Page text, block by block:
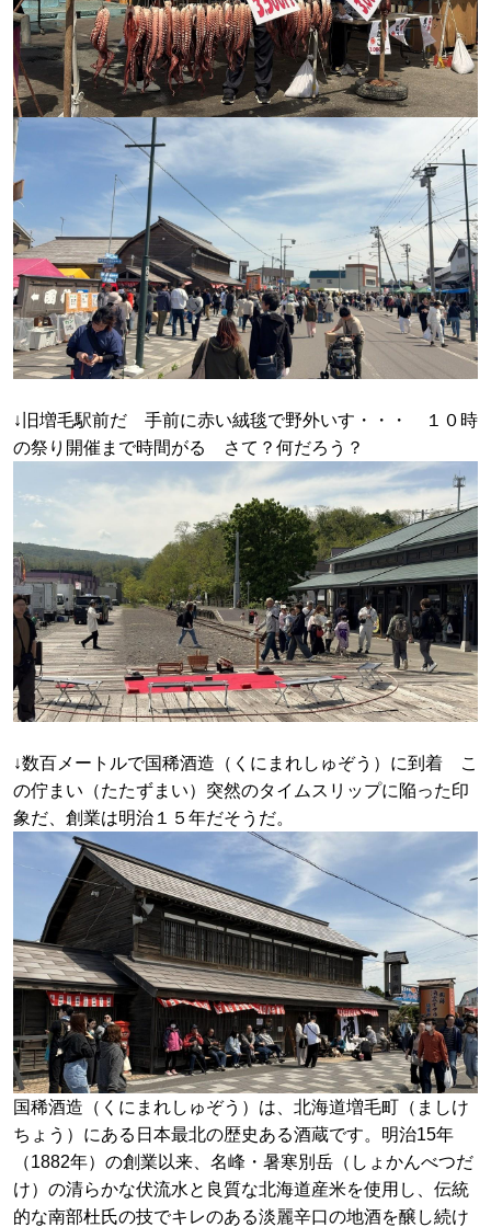
↓旧増毛駅前だ 手前に赤い絨毯で野外いす・・・ １０時
の祭り開催まで時間がる さて？何だろう？
↓数百メートルで国稀酒造（くにまれしゅぞう）に到着 こ
の佇まい（たたずまい）突然のタイムスリップに陥った印
象だ、創業は明治１５年だそうだ。
国稀酒造（くにまれしゅぞう）は、北海道増毛町（ましけ
ちょう）にある日本最北の歴史ある酒蔵です。明治15年
（1882年）の創業以来、名峰・暑寒別岳（しょかんべつだ
け）の清らかな伏流水と良質な北海道産米を使用し、伝統
的な南部杜氏の技でキレのある淡麗辛口の地酒を醸し続け